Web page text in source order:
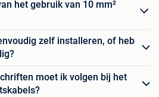
het gebruik van 10 mm²
zelf installeren, of heb
moet ik volgen bij het